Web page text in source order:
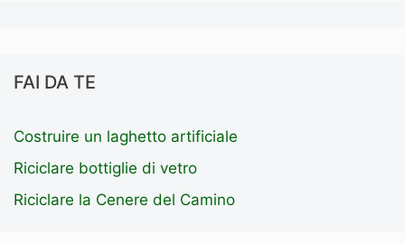
FAI DA TE
Costruire un laghetto artificiale
Riciclare bottiglie di vetro
Riciclare la Cenere del Camino